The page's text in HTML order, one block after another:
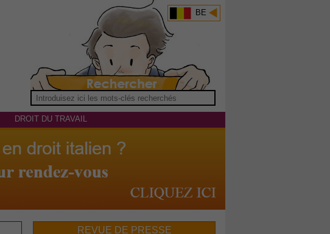
BE
DROIT DU TRAVAIL
REVUE DE PRESSE